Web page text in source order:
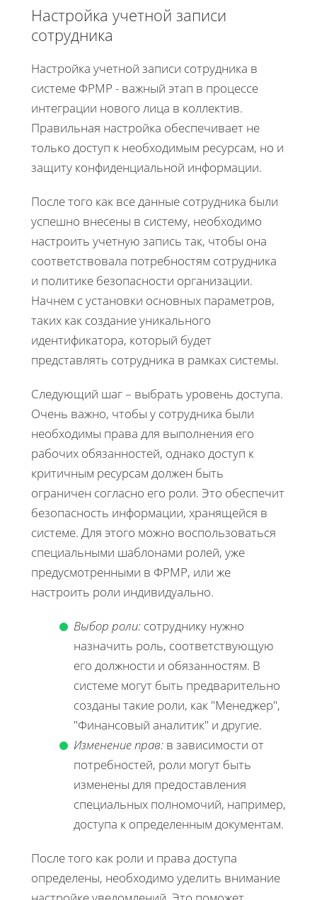
Настройка учетной записи
сотрудника
Настройка учетной записи сотрудника в
системе ФРМР - важный этап в процессе
интеграции нового лица в коллектив.
Правильная настройка обеспечивает не
только доступ к необходимым ресурсам, но и
защиту конфиденциальной информации.
После того как все данные сотрудника были
успешно внесены в систему, необходимо
настроить учетную запись так, чтобы она
соответствовала потребностям сотрудника
и политике безопасности организации.
Начнем с установки основных параметров,
таких как создание уникального
идентификатора, который будет
представлять сотрудника в рамках системы.
Следующий шаг – выбрать уровень доступа.
Очень важно, чтобы у сотрудника были
необходимы права для выполнения его
рабочих обязанностей, однако доступ к
критичным ресурсам должен быть
ограничен согласно его роли. Это обеспечит
безопасность информации, хранящейся в
системе. Для этого можно воспользоваться
специальными шаблонами ролей, уже
предусмотренными в ФРМР, или же
настроить роли индивидуально.
Выбор роли: сотруднику нужно
назначить роль, соответствующую
его должности и обязанностям. В
системе могут быть предварительно
созданы такие роли, как "Менеджер",
"Финансовый аналитик" и другие.
Изменение прав: в зависимости от
потребностей, роли могут быть
изменены для предоставления
специальных полномочий, например,
доступа к определенным документам.
После того как роли и права доступа
определены, необходимо уделить внимание